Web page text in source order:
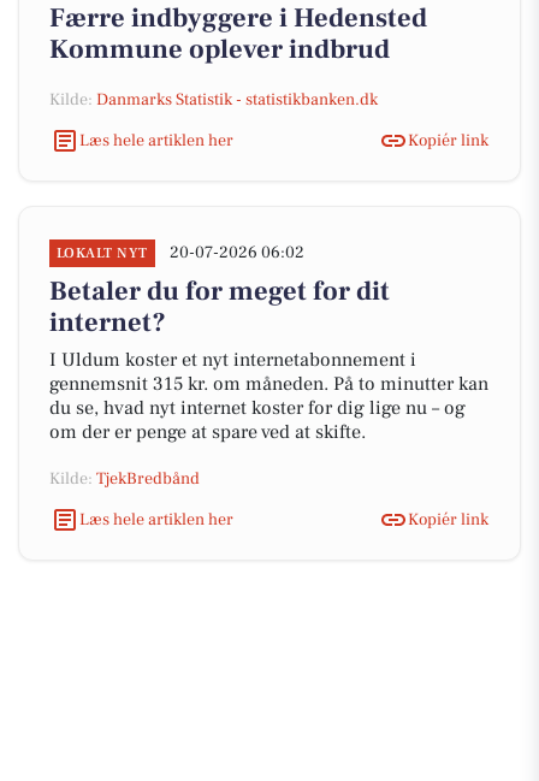
Færre indbyggere i Hedensted
Kommune oplever indbrud
Kilde: Danmarks Statistik - statistikbanken.dk
Læs hele artiklen her
Kopiér link
LOKALT NYT 20-07-2026 06:02
Betaler du for meget for dit
internet?
I Uldum koster et nyt internetabonnement i
gennemsnit 315 kr. om måneden. På to minutter kan
du se, hvad nyt internet koster for dig lige nu – og
om der er penge at spare ved at skifte.
Kilde: TjekBredbånd
Læs hele artiklen her
Kopiér link